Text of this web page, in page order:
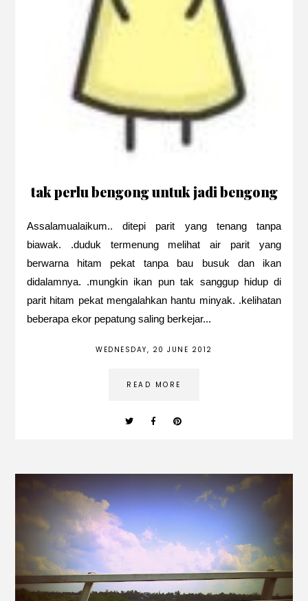
tak perlu bengong untuk jadi bengong
Assalamualaikum.. ditepi parit yang tenang tanpa
biawak. .duduk termenung melihat air parit yang
berwarna hitam pekat tanpa bau busuk dan ikan
didalamnya. .mungkin ikan pun tak sanggup hidup di
parit hitam pekat mengalahkan hantu minyak. .kelihatan
beberapa ekor pepatung saling berkejar...
WEDNESDAY, 20 JUNE 2012
READ MORE